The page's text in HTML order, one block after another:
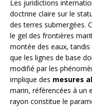
Les juridictions
doctrine claire sur le
des terres submergées.
le gel des frontières
montée des eaux,
que les lignes de base
modifié par les
implique des mesures
marin, référencées à un
rayon constitue le